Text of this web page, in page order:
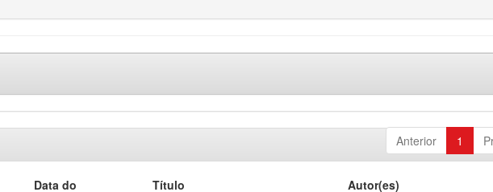
Anterior 1
Data do Título Autor(es)